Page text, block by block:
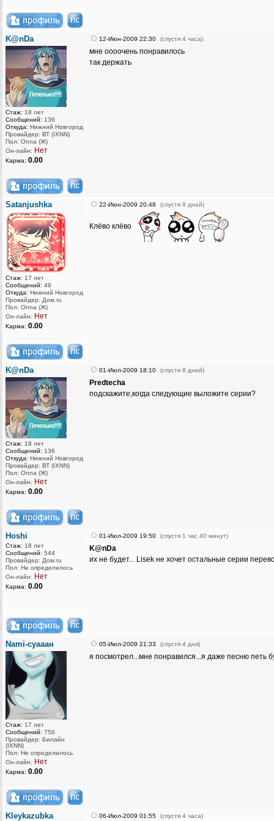
K@nDa
Стаж: 18 лет
Сообщений: 136
Откуда: Нижний Новгород
Провайдер: ВТ (IXNN)
Пол: Onna (Ж)
Он-лайн: Нет
Карма: 0.00
12-Июн-2009 22:30 (спустя 4 часа)
мне оооочень понравилось
так держать
Satanjushka
Стаж: 17 лет
Сообщений: 49
Откуда: Нижний Новгород
Провайдер: Дом.ru
Пол: Onna (Ж)
Он-лайн: Нет
Карма: 0.00
22-Июн-2009 20:48 (спустя 9 дней)
Клёво клёво
K@nDa
Стаж: 18 лет
Сообщений: 136
Откуда: Нижний Новгород
Провайдер: ВТ (IXNN)
Пол: Onna (Ж)
Он-лайн: Нет
Карма: 0.00
01-Июл-2009 18:10 (спустя 8 дней)
Predtecha
подскажите,когда следующие выложите серии?
Hoshi
Стаж: 18 лет
Сообщений: 544
Провайдер: Дом.ru
Пол: Не определилось
Он-лайн: Нет
Карма: 0.00
01-Июл-2009 19:50 (спустя 1 час 40 минут)
K@nDa
их не будет... Lisek не хочет остальные серии
Nami-суааан
Стаж: 17 лет
Сообщений: 756
Провайдер: Билайн
(IXNN)
Пол: Не определилось
Он-лайн: Нет
Карма: 0.00
05-Июл-2009 21:33 (спустя 4 дня)
я посмотрел...мне понравился...я даже песню петь
Kleykazubka 06-Июл-2009 01:55 (спустя 4 часа)